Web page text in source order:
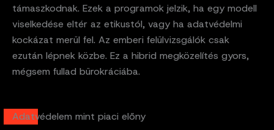
támaszkodnak. Ezek a programok jelzik, ha egy modell
viselkedése eltér az etikustól, vagy ha adatvédelmi
kockázat merül fel. Az emberi felülvizsgálók csak
ezután lépnek közbe. Ez a hibrid megközelítés gyors,
mégsem fullad bürokráciába.
Adatvédelem mint piaci előny